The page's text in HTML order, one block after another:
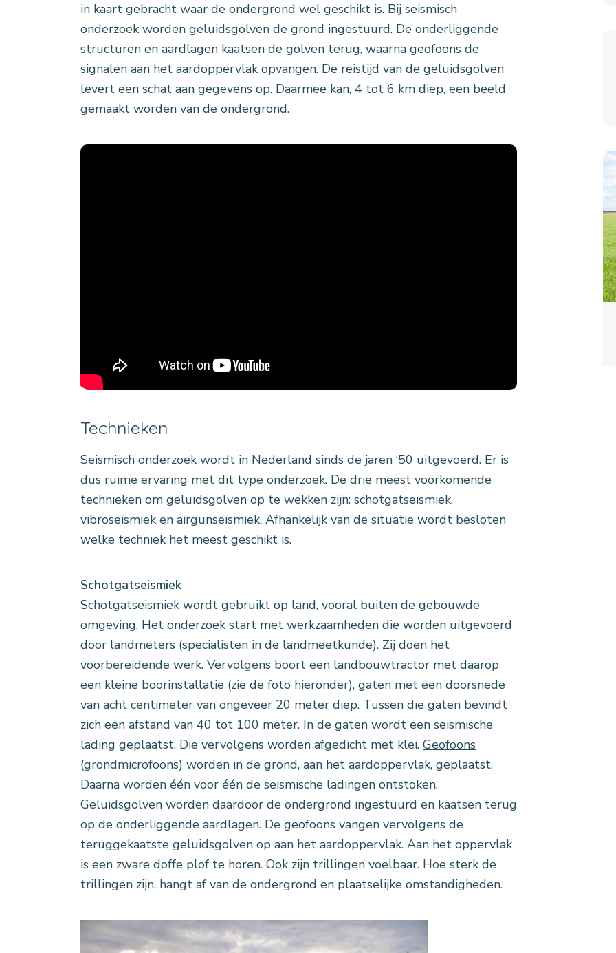
in kaart gebracht waar de ondergrond wel geschikt is. Bij seismisch
onderzoek worden geluidsgolven de grond ingestuurd. De onderliggende
structuren en aardlagen kaatsen de golven terug, waarna geofoons de
signalen aan het aardoppervlak opvangen. De reistijd van de geluidsgolven
levert een schat aan gegevens op. Daarmee kan, 4 tot 6 km diep, een beeld
gemaakt worden van de ondergrond.
Technieken
Seismisch onderzoek wordt in Nederland sinds de jaren ‘50 uitgevoerd. Er is
dus ruime ervaring met dit type onderzoek. De drie meest voorkomende
technieken om geluidsgolven op te wekken zijn: schotgatseismiek,
vibroseismiek en airgunseismiek. Afhankelijk van de situatie wordt besloten
welke techniek het meest geschikt is.
Schotgatseismiek
Schotgatseismiek wordt gebruikt op land, vooral buiten de gebouwde
omgeving. Het onderzoek start met werkzaamheden die worden uitgevoerd
door landmeters (specialisten in de landmeetkunde). Zij doen het
voorbereidende werk. Vervolgens boort een landbouwtractor met daarop
een kleine boorinstallatie (zie de foto hieronder), gaten met een doorsnede
van acht centimeter van ongeveer 20 meter diep. Tussen die gaten bevindt
zich een afstand van 40 tot 100 meter. In de gaten wordt een seismische
lading geplaatst. Die vervolgens worden afgedicht met klei. Geofoons
(grondmicrofoons) worden in de grond, aan het aardoppervlak, geplaatst.
Daarna worden één voor één de seismische ladingen ontstoken.
Geluidsgolven worden daardoor de ondergrond ingestuurd en kaatsen terug
op de onderliggende aardlagen. De geofoons vangen vervolgens de
teruggekaatste geluidsgolven op aan het aardoppervlak. Aan het oppervlak
is een zware doffe plof te horen. Ook zijn trillingen voelbaar. Hoe sterk de
trillingen zijn, hangt af van de ondergrond en plaatselijke omstandigheden.